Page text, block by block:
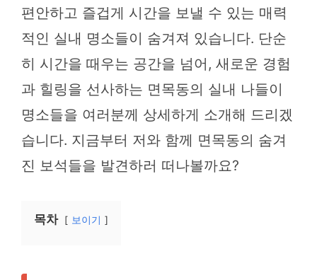
편안하고 즐겁게 시간을 보낼 수 있는 매력
적인 실내 명소들이 숨겨져 있습니다. 단순
히 시간을 때우는 공간을 넘어, 새로운 경험
과 힐링을 선사하는 면목동의 실내 나들이
명소들을 여러분께 상세하게 소개해 드리겠
습니다. 지금부터 저와 함께 면목동의 숨겨
진 보석들을 발견하러 떠나볼까요?
목차 보이기